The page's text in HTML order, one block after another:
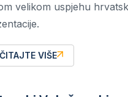
velikom uspjehu
VIŠE